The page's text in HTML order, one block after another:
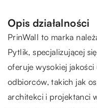
Opis działalności
PrinWall to marka
Pytlik, specjalizującej
oferuje wysokiej
odbiorców, takich jak
architekci i projektanci